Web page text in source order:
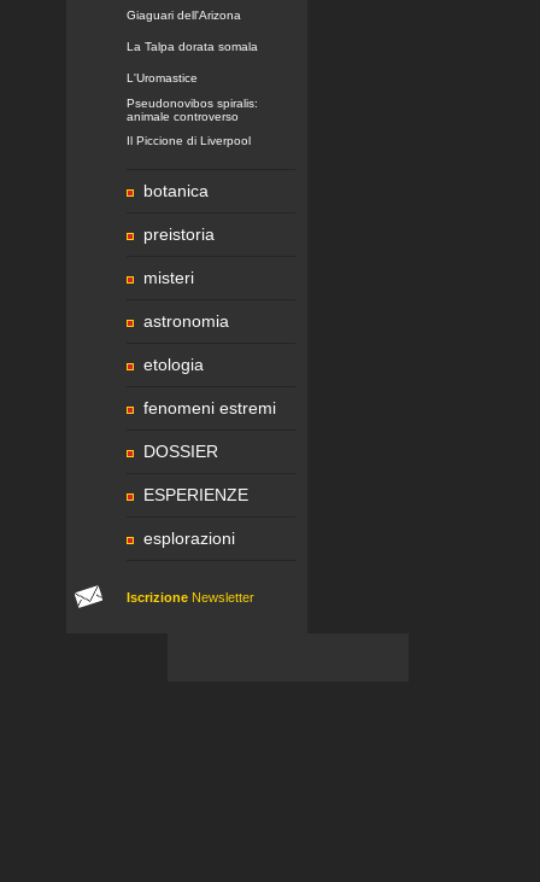
Giaguari dell'Arizona
La Talpa dorata somala
L'Uromastice
Pseudonovibos spiralis:
animale controverso
Il Piccione di Liverpool
botanica
preistoria
misteri
astronomia
etologia
fenomeni estremi
DOSSIER
ESPERIENZE
esplorazioni
IscrizioneNewsletter